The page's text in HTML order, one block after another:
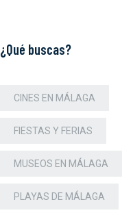
¿Qué buscas?
CINES EN MÁLAGA
FIESTAS Y FERIAS
MUSEOS EN MÁLAGA
PLAYAS DE MÁLAGA